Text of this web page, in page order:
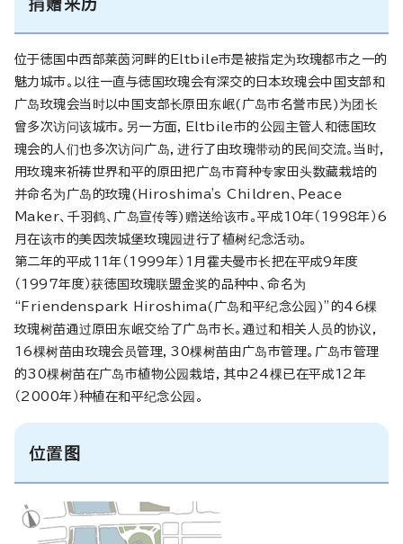
位于徳国中西部莱茵河畔的 Eltbile市是被指定为玫瑰都市之一的
魅力城市。以往一直与徳国玫瑰会有深交的日本玫瑰会中国支部和
广岛玫瑰会当时以中国支部长原田东岷(广岛市名誉市民)为团长
曾多次访问该城市。另一方面，
Eltbile市的公园主管人和徳国玫
瑰会的人们也多次访问广岛，进行了由玫瑰带动的民间交流。当时，
用玫瑰来祈祷世界和平的原田把广岛市育种专家田头数藏栽培的
并命名为广岛的玫瑰( Hiroshima's Children、Peace
Maker、千羽鹤、广岛宣传等)赠送给该市。平成10年（1998年）6
月在该市的美因茨城堡玫瑰园进行了植树纪念活动。
第二年的平成11年（1999年）1月霍夫曼市长把在平成9年度
（1997年度）获徳国玫瑰联盟金奖的品种中、命名为
“ Friendenspark Hiroshima(广岛和平纪念公园)”的46棵
玫瑰树苗通过原田东岷交给了广岛市长。通过和相关人员的协议，
16棵树苗由玫瑰会员管理，30棵树苗由广岛市管理。广岛市管理
的30棵树苗在广岛市植物公园栽培，其中24棵已在平成12年
（2000年）种植在和平纪念公园。
位置图